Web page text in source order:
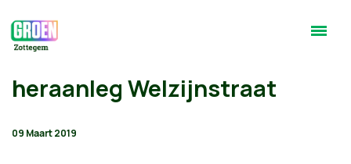
heraanleg Welzijnstraat
09 Maart 2019